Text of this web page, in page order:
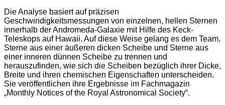
Die Analyse basiert auf präzisen
Geschwindigkeitsmessungen von einzelnen, hellen Sternen
innerhalb der Andromeda-Galaxie mit Hilfe des Keck-
Teleskops auf Hawaii. Auf diese Weise gelang es dem Team,
Sterne aus einer äußeren dicken Scheibe und Sterne aus
einer inneren dünnen Scheibe zu trennen und
herauszufinden, wie sich die Scheiben bezüglich ihrer Dicke,
Breite und ihren chemischen Eigenschaften unterscheiden.
Sie veröffentlichen ihre Ergebnisse im Fachmagazin
„Monthly Notices of the Royal Astronomical Society“.